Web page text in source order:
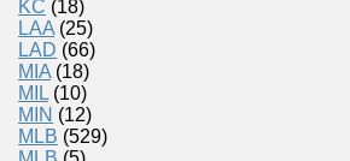
KC (18)
LAA (25)
LAD (66)
MIA (18)
MIL (10)
MIN (12)
MLB (529)